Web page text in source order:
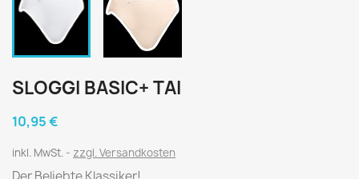
SLOGGI BASIC+ TAI
10,95 €
inkl. MwSt. zzgl. Versandkosten